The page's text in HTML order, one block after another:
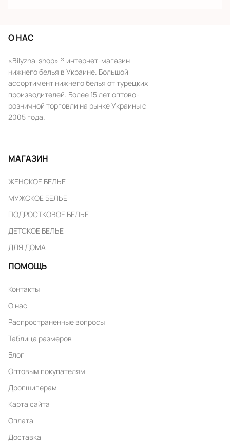
О НАС
«Bilyzna-shop» ® интернет-магазин
нижнего белья в Украине. Большой
ассортимент нижнего белья от турецких
производителей. Более 15 лет оптово-
розничной торговли на рынке Украины с
2005 года.
МАГАЗИН
ЖЕНСКОЕ БЕЛЬЕ
МУЖСКОЕ БЕЛЬЕ
ПОДРОСТКОВОЕ БЕЛЬЕ
ДЕТСКОЕ БЕЛЬЕ
ДЛЯ ДОМА
ПОМОЩЬ
Контакты
О нас
Распространенные вопросы
Таблица размеров
Блог
Оптовым покупателям
Дропшиперам
Карта сайта
Оплата
Доставка